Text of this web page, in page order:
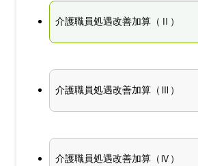
介護職員処遇改善加算（Ⅱ）
介護職員処遇改善加算（Ⅲ）
介護職員処遇改善加算（Ⅳ）